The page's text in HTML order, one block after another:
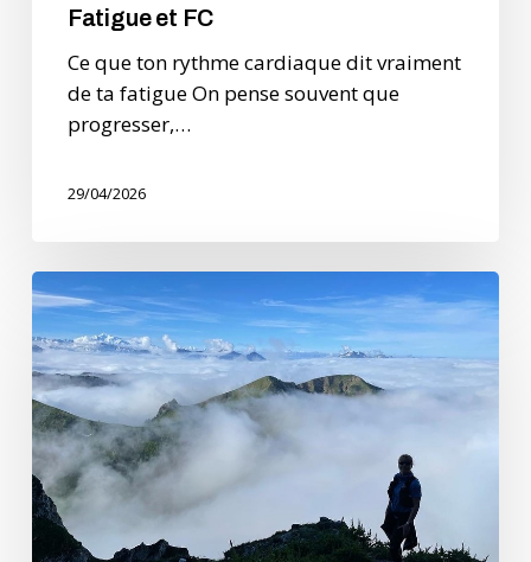
Fatigue et FC
Ce que ton rythme cardiaque dit vraiment
de ta fatigue On pense souvent que
progresser,…
29/04/2026
Planifier
ses
entrainements
en
fonction
de
ses
objectifs
!